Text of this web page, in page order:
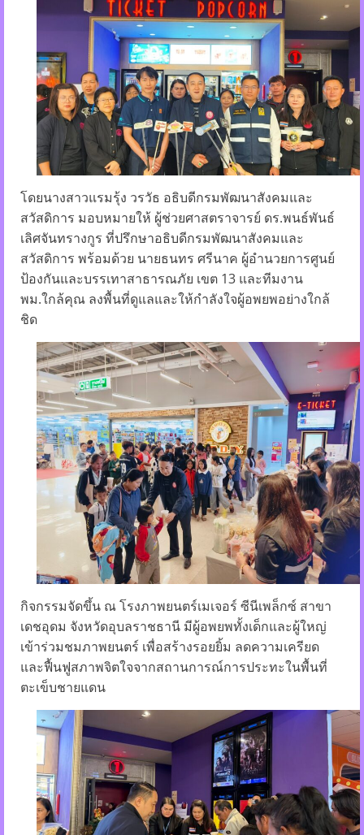
โดยนางสาวแรมรุ้ง วรวัธ อธิบดีกรมพัฒนาสังคมและ
สวัสดิการ มอบหมายให้ ผู้ช่วยศาสตราจารย์ ดร.พนธ์พันธ์
เลิศจันทรางกูร ที่ปรึกษาอธิบดีกรมพัฒนาสังคมและ
สวัสดิการ พร้อมด้วย นายธนทร ศรีนาค ผู้อำนวยการศูนย์
ป้องกันและบรรเทาสาธารณภัย เขต 13 และทีมงาน
พม.ใกล้คุณ ลงพื้นที่ดูแลและให้กำลังใจผู้อพยพอย่างใกล้
ชิด
กิจกรรมจัดขึ้น ณ โรงภาพยนตร์เมเจอร์ ซีนีเพล็กซ์ สาขา
เดชอุดม จังหวัดอุบลราชธานี มีผู้อพยพทั้งเด็กและผู้ใหญ่
เข้าร่วมชมภาพยนตร์ เพื่อสร้างรอยยิ้ม ลดความเครียด
และฟื้นฟูสภาพจิตใจจากสถานการณ์การประทะในพื้นที่
ตะเข็บชายแดน